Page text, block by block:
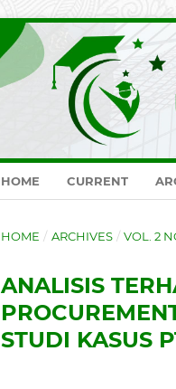
HOME CURRENT
HOME / ARCHIVES / VOL. 2
ANALISIS
STUDI KASUS